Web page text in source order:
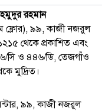
রহমান
ফ্লোর), ৯৯, কাজী নজরুল
থেকে প্রকাশিত এবং
সি ও ৪৪৬/ডি, তেজগাঁও
মুদ্রিত।
৯৯, কাজী নজরুল